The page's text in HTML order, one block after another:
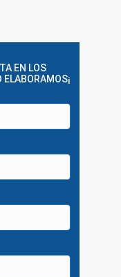
EN LOS
ELABORAMOS¡